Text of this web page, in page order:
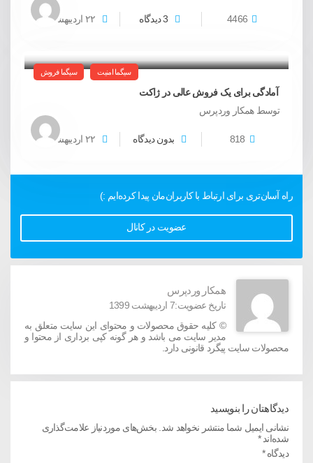
همکار وردپرس
تاریخ عضویت:7 اردیبهشت 1399
© کليه حقوق محصولات و محتوای اين سایت متعلق به
مدیر سایت می باشد و هر گونه کپی برداری از محتوا و
محصولات سایت پیگرد قانونی دارد.
راه آسان‌تری برای ارتباط با کاربران‌مان پیدا کرده‌ایم :)
عضویت در کانال
4466 3 دیدگاه ۲۲ اردیبهشت
سیگما امنیت سیگما فروش
آمادگی برای یک فروش عالی در ژاکت
توسط همکار وردپرس
818 بدون دیدگاه ۲۲ اردیبهشت
دیدگاهتان را بنویسید
نشانی ایمیل شما منتشر نخواهد شد. بخش‌های موردنیاز علامت‌گذاری
شده‌اند*
دیدگاه*